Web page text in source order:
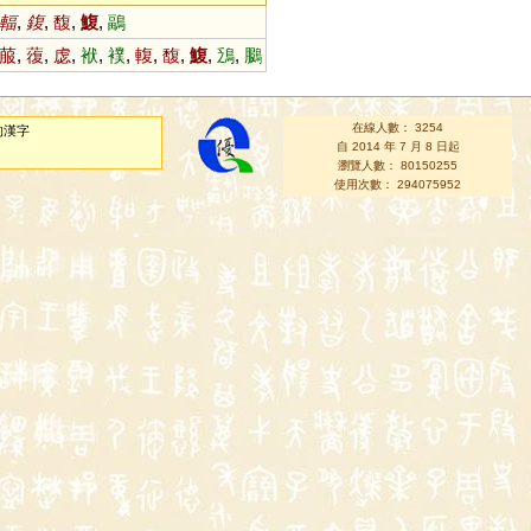
, 鍑, 馥, 鰒, 鶝
, 蕧, 虙, 袱, 襆, 輹, 馥, 鰒, 鴔, 鵩
漢字
在線人數： 3254
自 2014 年 7 月 8 日起
瀏覽人數： 80150255
使用次數： 294075952